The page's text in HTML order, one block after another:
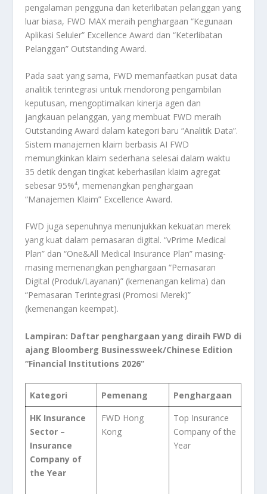
pengalaman pengguna dan keterlibatan pelanggan yang
luar biasa, FWD MAX meraih penghargaan “Kegunaan
Aplikasi Seluler” Excellence Award dan “Keterlibatan
Pelanggan” Outstanding Award.
Pada saat yang sama, FWD memanfaatkan pusat data
analitik terintegrasi untuk mendorong pengambilan
keputusan, mengoptimalkan kinerja agen dan
jangkauan pelanggan, yang membuat FWD meraih
Outstanding Award dalam kategori baru “Analitik Data”.
Sistem manajemen klaim berbasis AI FWD
memungkinkan klaim sederhana selesai dalam waktu
35 detik dengan tingkat keberhasilan klaim agregat
sebesar 95%⁴, memenangkan penghargaan
“Manajemen Klaim” Excellence Award.
FWD juga sepenuhnya menunjukkan kekuatan merek
yang kuat dalam pemasaran digital. “vPrime Medical
Plan” dan “One&All Medical Insurance Plan” masing-
masing memenangkan penghargaan “Pemasaran
Digital (Produk/Layanan)” (kemenangan kelima) dan
“Pemasaran Terintegrasi (Promosi Merek)”
(kemenangan keempat).
Lampiran: Daftar penghargaan yang diraih FWD di
ajang Bloomberg Businessweek/Chinese Edition
“Financial Institutions 2026”
Kategori Pemenang
Penghargaan
HK Insurance
Sector –
Insurance
Company of
the Year
FWD Hong
Kong
Top Insurance
Company of the
Year